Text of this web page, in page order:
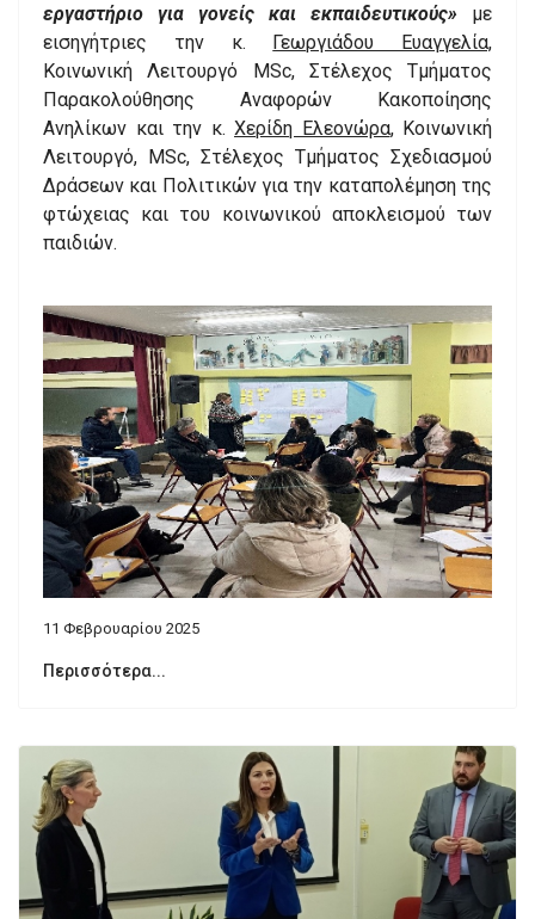
εργαστήριο για γονείς και εκπαιδευτικούς»
με
εισηγήτριες την κ. Γεωργιάδου Ευαγγελία,
Κοινωνική Λειτουργό MSc, Στέλεχος Τμήματος
Παρακολούθησης Αναφορών Κακοποίησης
Ανηλίκων και την κ. Χερίδη Ελεονώρα, Κοινωνική
Λειτουργό, MSc, Στέλεχος Τμήματος Σχεδιασμού
Δράσεων και Πολιτικών για την καταπολέμηση της
φτώχειας και του κοινωνικού αποκλεισμού των
παιδιών.
11 Φεβρουαρίου 2025
Περισσότερα...